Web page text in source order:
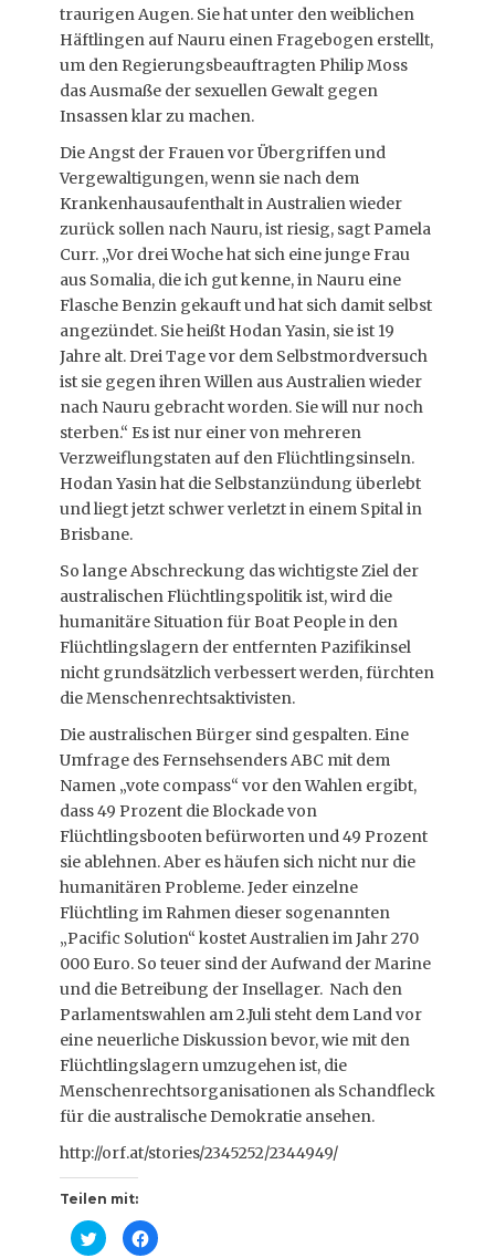
traurigen Augen. Sie hat unter den weiblichen
Häftlingen auf Nauru einen Fragebogen erstellt,
um den Regierungsbeauftragten Philip Moss
das Ausmaße der sexuellen Gewalt gegen
Insassen klar zu machen.
Die Angst der Frauen vor Übergriffen und
Vergewaltigungen, wenn sie nach dem
Krankenhausaufenthalt in Australien wieder
zurück sollen nach Nauru, ist riesig, sagt Pamela
Curr. „Vor drei Woche hat sich eine junge Frau
aus Somalia, die ich gut kenne, in Nauru eine
Flasche Benzin gekauft und hat sich damit selbst
angezündet. Sie heißt Hodan Yasin, sie ist 19
Jahre alt. Drei Tage vor dem Selbstmordversuch
ist sie gegen ihren Willen aus Australien wieder
nach Nauru gebracht worden. Sie will nur noch
sterben.“ Es ist nur einer von mehreren
Verzweiflungstaten auf den Flüchtlingsinseln.
Hodan Yasin hat die Selbstanzündung überlebt
und liegt jetzt schwer verletzt in einem Spital in
Brisbane.
So lange Abschreckung das wichtigste Ziel der
australischen Flüchtlingspolitik ist, wird die
humanitäre Situation für Boat People in den
Flüchtlingslagern der entfernten Pazifikinsel
nicht grundsätzlich verbessert werden, fürchten
die Menschenrechtsaktivisten.
Die australischen Bürger sind gespalten. Eine
Umfrage des Fernsehsenders ABC mit dem
Namen „vote compass“ vor den Wahlen ergibt,
dass 49 Prozent die Blockade von
Flüchtlingsbooten befürworten und 49 Prozent
sie ablehnen. Aber es häufen sich nicht nur die
humanitären Probleme. Jeder einzelne
Flüchtling im Rahmen dieser sogenannten
„Pacific Solution“ kostet Australien im Jahr 270
000 Euro. So teuer sind der Aufwand der Marine
und die Betreibung der Insellager. Nach den
Parlamentswahlen am 2.Juli steht dem Land vor
eine neuerliche Diskussion bevor, wie mit den
Flüchtlingslagern umzugehen ist, die
Menschenrechtsorganisationen als Schandfleck
für die australische Demokratie ansehen.
http://orf.at/stories/2345252/2344949/
Teilen mit:
K
l
K
l